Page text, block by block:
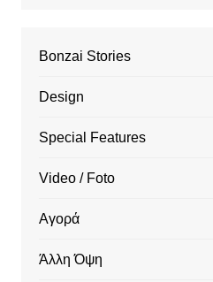
Bonzai Stories
Design
Special Features
Video / Foto
Αγορά
Άλλη Όψη